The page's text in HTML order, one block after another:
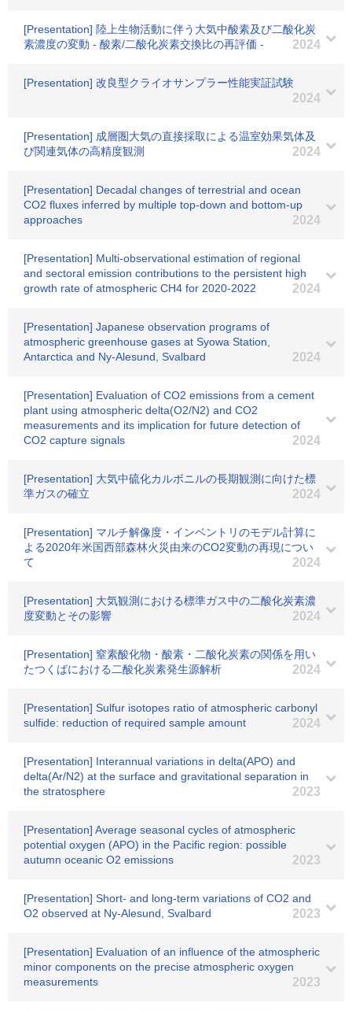
[Presentation] 陸上生物活動に伴う大気中酸素及び二酸化炭
素濃度の変動 - 酸素/二酸化炭素交換比の再評価 -
2024
[Presentation] 改良型クライオサンプラー性能実証試験
2024
[Presentation] 成層圏大気の直接採取による温室効果気体及
び関連気体の高精度観測
2024
[Presentation] Decadal changes of terrestrial and ocean
CO2 fluxes inferred by multiple top-down and bottom-up
approaches
2024
[Presentation] Multi-observational estimation of regional
and sectoral emission contributions to the persistent high
growth rate of atmospheric CH4 for 2020-2022
2024
[Presentation] Japanese observation programs of
atmospheric greenhouse gases at Syowa Station,
Antarctica and Ny-Alesund, Svalbard
2024
[Presentation] Evaluation of CO2 emissions from a cement
plant using atmospheric delta(O2/N2) and CO2
measurements and its implication for future detection of
CO2 capture signals
2024
[Presentation] 大気中硫化カルボニルの長期観測に向けた標
準ガスの確立
2024
[Presentation] マルチ解像度・インベントリのモデル計算に
よる2020年米国西部森林火災由来のCO2変動の再現につい
て
2024
[Presentation] 大気観測における標準ガス中の二酸化炭素濃
度変動とその影響
2024
[Presentation] 窒素酸化物・酸素・二酸化炭素の関係を用い
たつくばにおける二酸化炭素発生源解析
2024
[Presentation] Sulfur isotopes ratio of atmospheric carbonyl
sulfide: reduction of required sample amount
2024
[Presentation] Interannual variations in delta(APO) and
delta(Ar/N2) at the surface and gravitational separation in
the stratosphere
2023
[Presentation] Average seasonal cycles of atmospheric
potential oxygen (APO) in the Pacific region: possible
autumn oceanic O2 emissions
2023
[Presentation] Short- and long-term variations of CO2 and
O2 observed at Ny-Alesund, Svalbard
2023
[Presentation] Evaluation of an influence of the atmospheric
minor components on the precise atmospheric oxygen
measurements
2023